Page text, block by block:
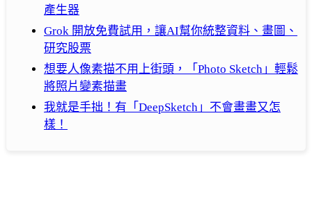
產生器
Grok 開放免費試用，讓AI幫你統整資料、畫圖、
研究股票
想要人像素描不用上街頭，「Photo Sketch」輕鬆
將照片變素描畫
我就是手拙！有「DeepSketch」不會畫畫又怎
樣！